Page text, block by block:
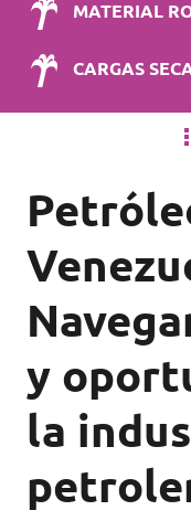
MATERIAL
CARGAS
y
la